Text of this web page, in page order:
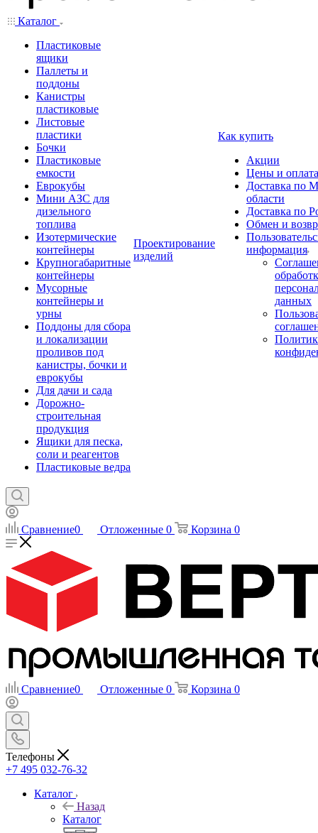
Каталог
Пластиковые
ящики
Паллеты и
поддоны
Канистры
пластиковые
Листовые
пластики
Бочки
Пластиковые
емкости
Еврокубы
Мини АЗС для
дизельного
топлива
Изотермические
контейнеры
Крупногабаритные
контейнеры
Мусорные
контейнеры и
урны
Поддоны для сбора
и локализации
проливов под
канистры, бочки и
еврокубы
Для дачи и сада
Дорожно-
строительная
продукция
Ящики для песка,
соли и реагентов
Пластиковые ведра
Проектирование
изделий
Как купить
Акции
Цены и оплата
Доставка по
области
Доставка по
Обмен и
информация
данных
Сравнение0 Отложенные 0 Корзина 0
Сравнение0 Отложенные 0 Корзина 0
Телефоны
+7 495 032-76-32
Каталог
Назад
Каталог